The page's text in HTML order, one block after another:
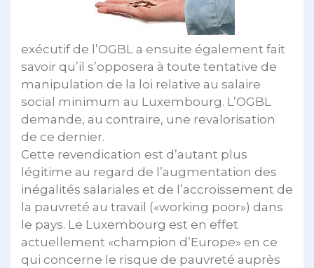
exécutif de l’OGBL a ensuite également fait
savoir qu’il s’opposera à toute tentative de
manipulation de la loi relative au salaire
social minimum au Luxembourg. L’OGBL
demande, au contraire, une revalorisation
de ce dernier.
Cette revendication est d’autant plus
légitime au regard de l’augmentation des
inégalités salariales et de l’accroissement de
la pauvreté au travail («working poor») dans
le pays. Le Luxembourg est en effet
actuellement «champion d’Europe» en ce
qui concerne le risque de pauvreté auprès